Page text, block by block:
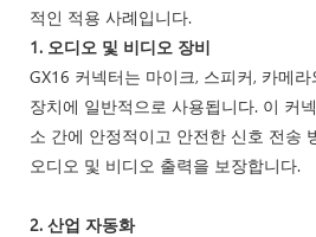
적인 적용 사례입니다.
1. 오디오 및 비디오 장비
GX16 커넥터는 마이크, 스피커, 카메
장치에 일반적으로 사용됩니다. 이 커
소 간에 안정적이고 안전한 신호 전송
오디오 및 비디오 출력을 보장합니다.
2. 산업 자동화